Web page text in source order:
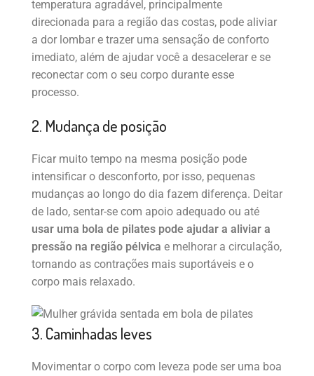
temperatura agradável, principalmente
direcionada para a região das costas, pode aliviar
a dor lombar e trazer uma sensação de conforto
imediato, além de ajudar você a desacelerar e se
reconectar com o seu corpo durante esse
processo.
2. Mudança de posição
Ficar muito tempo na mesma posição pode
intensificar o desconforto, por isso, pequenas
mudanças ao longo do dia fazem diferença. Deitar
de lado, sentar-se com apoio adequado ou até
usar uma bola de pilates pode ajudar a aliviar a
pressão na região pélvica e melhorar a circulação,
tornando as contrações mais suportáveis e o
corpo mais relaxado.
3. Caminhadas leves
Movimentar o corpo com leveza pode ser uma boa